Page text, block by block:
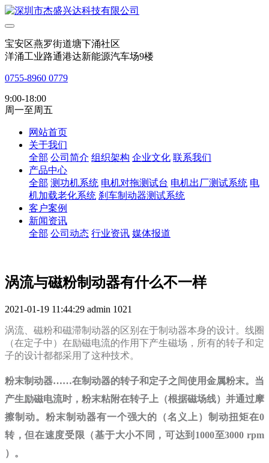
宝安区燕罗街道塘下涌社区
洋涌工业路通港达新能源汽车场9楼
0755-8960 0779
9:00-18:00
周一至周五
网站首页
关于我们
全部 公司简介 组织架构 企业文化 联系我们
产品中心
全部 测功机系统 电机对拖测试台 电机出厂测试系统 电
机加载老化系统 刹车制动器测试系统
客户案例
新闻资讯
全部 公司动态 行业资讯 媒体报道
涡流与磁粉制动器有什么不一样
2021-01-19 11:44:29 admin 1021
涡流、磁粉和磁滞制动器的区别在于制动器本身的设计。线圈
（在定子中）在励磁电流的作用下产生磁场，所有的转子和定
子的设计都都采用了这种技术。
粉末制动器……在制动器的转子和定子之间使用金属粉末。当
产生励磁电流时，粉末粘附在转子上（根据磁场线）并通过摩
擦制动。粉末制动器有一个强大的（名义上）制动扭矩在0
转，但在速度受限（基于大小不同，可达到1000至3000 rpm
）。